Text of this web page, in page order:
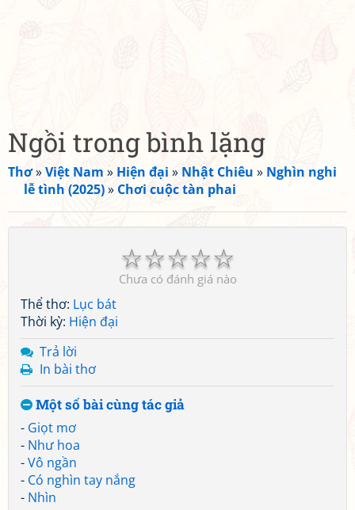
Ngồi trong bình lặng
Thơ»Việt Nam » Hiện đại » Nhật Chiêu » Nghìn nghi
lễ tình (2025)» Chơi cuộc tàn phai
☆
☆
☆
☆
☆
Chưa có đánh giá nào
Thể thơ: Lục bát
Thời kỳ: Hiện đại
Trả lời
In bài thơ
Một số bài cùng tác giả
- Giọt mơ
- Như hoa
-Vô ngần
- Có nghìn tay nắng
- Nhìn